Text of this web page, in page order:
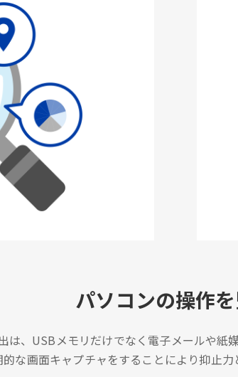
パソコンの操作
は、USBメモリだけでなく電子メールや紙
な画面キャプチャをすることにより抑止力